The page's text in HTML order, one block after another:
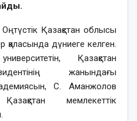
Қазақстан облысы
дүниеге келген.
Қазақстан
жанындағы
С. Аманжолов
мемлекеттік